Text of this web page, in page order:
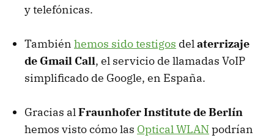
y telefónicas.
También hemos sido testigos delaterrizaje
de Gmail Call, el servicio de llamadas VoIP
simplificado de Google, en España.
Gracias alFraunhofer Institute de Berlín
hemos visto cómo las Optical WLANpodrían